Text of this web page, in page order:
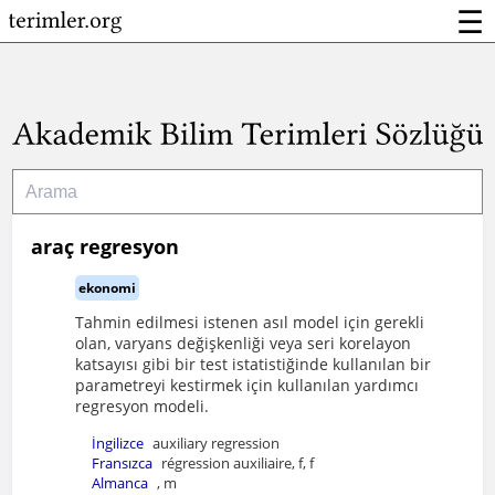
☰
araç regresyon
ekonomi
Tahmin edilmesi istenen asıl model için gerekli
olan, varyans değişkenliği veya seri korelayon
katsayısı gibi bir test istatistiğinde kullanılan bir
parametreyi kestirmek için kullanılan yardımcı
regresyon modeli.
İngilizce auxiliary regression
Fransızca régression auxiliaire, f, f
Almanca , m